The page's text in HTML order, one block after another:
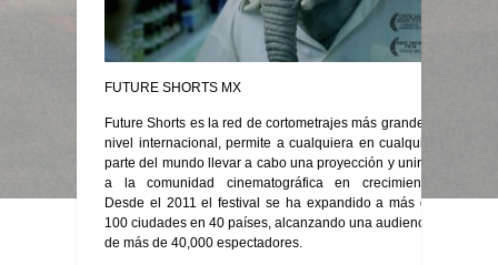
FUTURE SHORTS MX
Future Shorts es la red de cortometrajes más grande a
nivel internacional, permite a cualquiera en cualquier
parte del mundo llevar a cabo una proyección y unirse
a la comunidad cinematográfica en crecimiento.
Desde el 2011 el festival se ha expandido a más de
100 ciudades en 40 países, alcanzando una audiencia
de más de 40,000 espectadores.